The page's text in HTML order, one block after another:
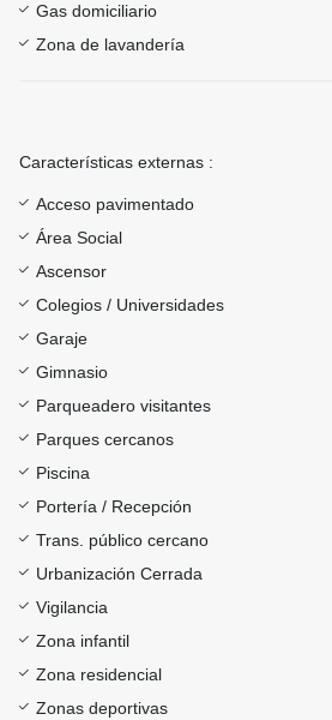
Gas domiciliario
Zona de lavandería
Características externas :
Acceso pavimentado
Área Social
Ascensor
Colegios / Universidades
Garaje
Gimnasio
Parqueadero visitantes
Parques cercanos
Piscina
Portería / Recepción
Trans. público cercano
Urbanización Cerrada
Vigilancia
Zona infantil
Zona residencial
Zonas deportivas